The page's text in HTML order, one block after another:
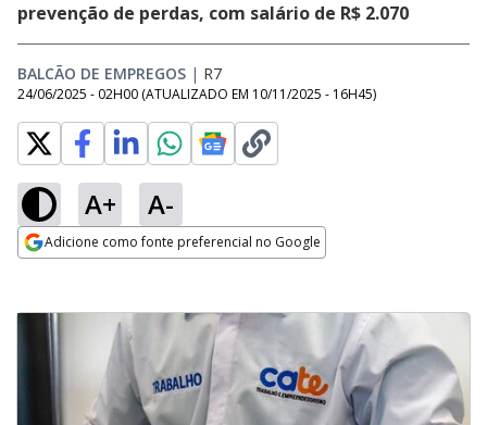
prevenção de perdas, com salário de R$ 2.070
BALCÃO DE EMPREGOS | R7
24/06/2025 - 02H00 (ATUALIZADO EM 10/11/2025 - 16H45)
A+ A-
Adicione como fonte preferencial no Google